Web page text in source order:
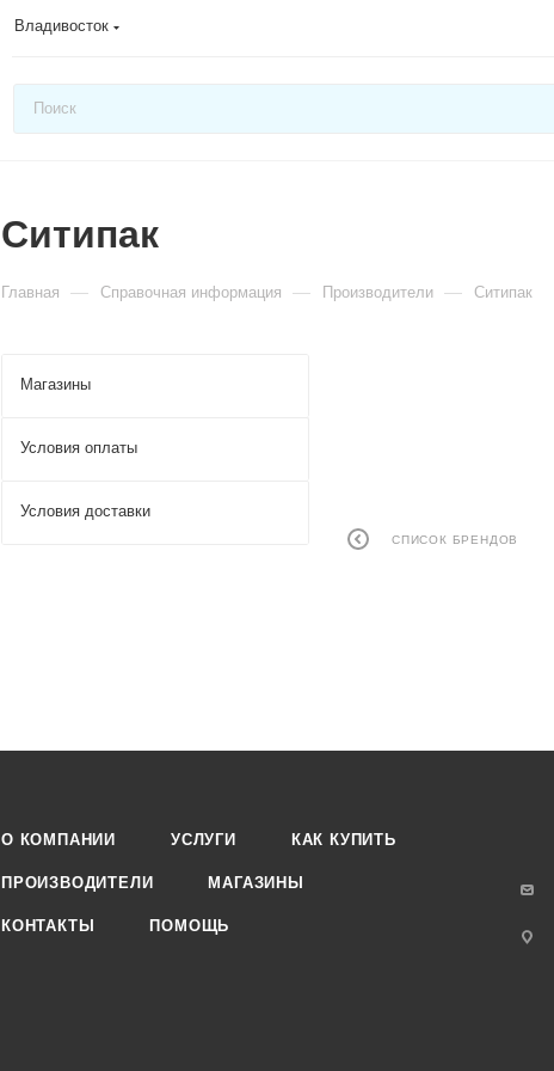
Владивосток
Ситипак
Главная — Справочная информация — Производители — Ситипак
СПИСОК БРЕНДОВ
Магазины
Условия оплаты
Условия доставки
О КОМПАНИИ УСЛУГИ КАК КУПИТЬ
ПРОИЗВОДИТЕЛИ МАГАЗИНЫ
КОНТАКТЫ ПОМОЩЬ